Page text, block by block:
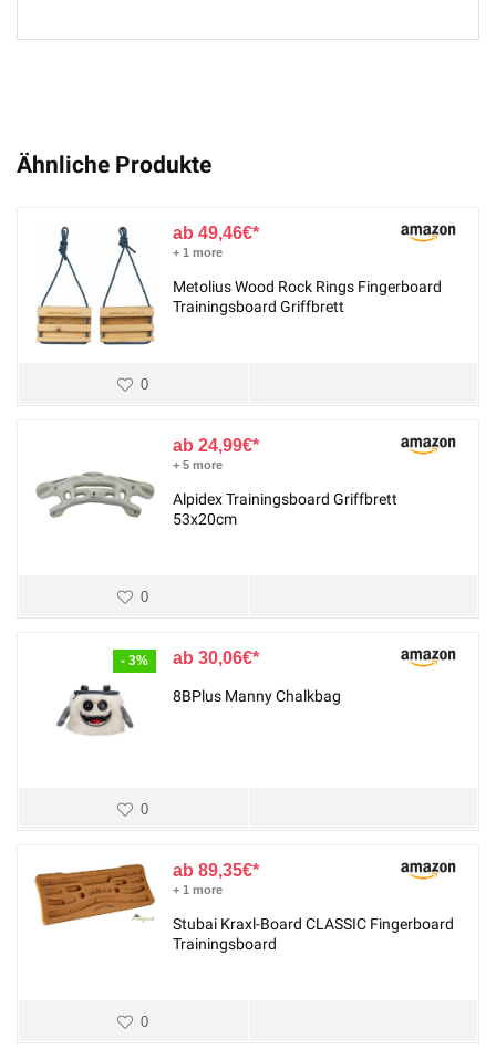
Ähnliche Produkte
49,46€
+ 1 more
Metolius Wood Rock Rings Fingerboard
Trainingsboard Griffbrett
0
24,99€
+ 5 more
Alpidex Trainingsboard Griffbrett
53x20cm
0
- 3% 30,06€
8BPlus Manny Chalkbag
0
89,35€
+ 1 more
Stubai Kraxl-Board CLASSIC Fingerboard
Trainingsboard
0